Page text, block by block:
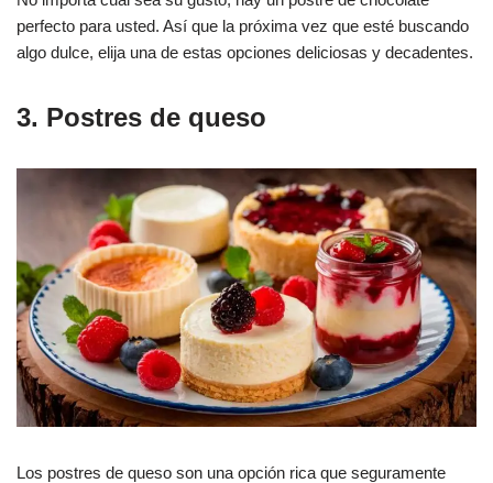
perfecto para usted. Así que la próxima vez que esté buscando
algo dulce, elija una de estas opciones deliciosas y decadentes.
3. Postres de queso
Los postres de queso son una opción rica que seguramente